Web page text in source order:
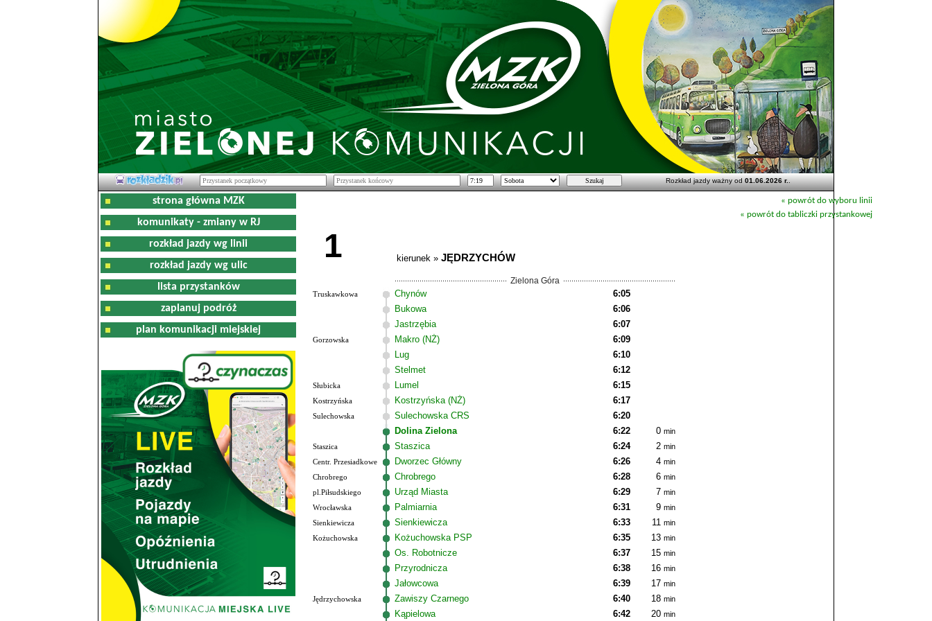
Rozkład jazdy ważny od01.06.2026 r..
strona główna MZK
komunikaty - zmiany w RJ
rozkład jazdy wg linii
rozkład jazdy wg ulic
lista przystanków
zaplanuj podróż
plan komunikacji miejskiej
« powrót do wyboru linii
« powrót do tabliczki przystankowej
1 kierunek » JĘDRZYCHÓW
Zielona Góra
Truskawkowa Chynów
6:05
Bukowa
6:06
Jastrzębia
6:07
Gorzowska Makro (NŻ)
6:09
Lug
6:10
Stelmet
6:12
Słubicka Lumel 6:15
Kostrzyńska Kostrzyńska (NŻ) 6:17
Sulechowska Sulechowska CRS
6:20
Dolina Zielona
6:22 0 min
Staszica
Staszica 6:24 2 min
Centr. Przesiadkowe
Dworzec Główny 6:26 4 min
Chrobrego
Chrobrego 6:28 6 min
pl.Piłsudskiego
Urząd Miasta 6:29 7 min
Wrocławska
Palmiarnia 6:31 9 min
Sienkiewicza
Sienkiewicza 6:33 11 min
Kożuchowska
Kożuchowska PSP 6:35 13 min
Os. Robotnicze 6:37 15 min
Przyrodnicza 6:38 16 min
Jałowcowa 6:39 17 min
Jędrzychowska
Zawiszy Czarnego 6:40 18 min
Kąpielowa 6:42 20 min